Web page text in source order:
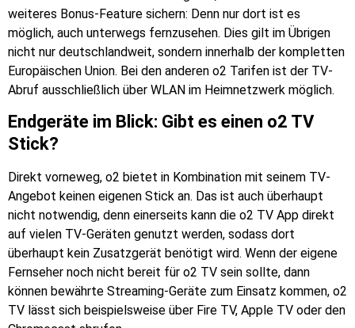
weiteres Bonus-Feature sichern: Denn nur dort ist es
möglich, auch unterwegs fernzusehen. Dies gilt im Übrigen
nicht nur deutschlandweit, sondern innerhalb der kompletten
Europäischen Union. Bei den anderen o2 Tarifen ist der TV-
Abruf ausschließlich über WLAN im Heimnetzwerk möglich.
Endgeräte im Blick: Gibt es einen o2 TV
Stick?
Direkt vorneweg, o2 bietet in Kombination mit seinem TV-
Angebot keinen eigenen Stick an. Das ist auch überhaupt
nicht notwendig, denn einerseits kann die o2 TV App direkt
auf vielen TV-Geräten genutzt werden, sodass dort
überhaupt kein Zusatzgerät benötigt wird. Wenn der eigene
Fernseher noch nicht bereit für o2 TV sein sollte, dann
können bewährte Streaming-Geräte zum Einsatz kommen, o2
TV lässt sich beispielsweise über Fire TV, Apple TV oder den